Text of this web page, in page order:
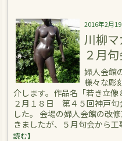
2016年2月
川柳
２月
婦人会館
様々な彫
介します。作品名「若き立
２月１８日 第４５回神戸句
した。 会場の婦人会館の改
きましたが、５月句会から
読む】